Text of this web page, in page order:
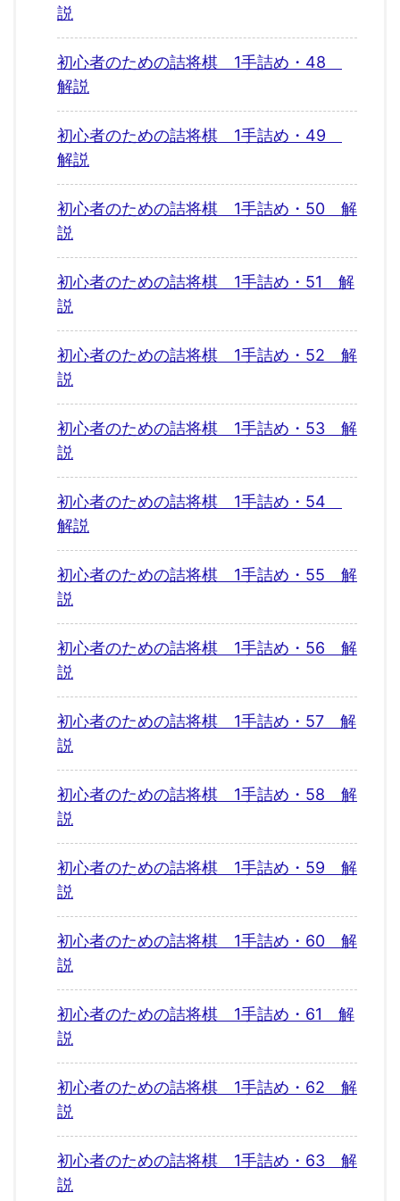
説
初心者のための詰将棋 1手詰め・48
解説
初心者のための詰将棋 1手詰め・49
解説
初心者のための詰将棋 1手詰め・50 解
説
初心者のための詰将棋 1手詰め・51 解
説
初心者のための詰将棋 1手詰め・52 解
説
初心者のための詰将棋 1手詰め・53 解
説
初心者のための詰将棋 1手詰め・54
解説
初心者のための詰将棋 1手詰め・55 解
説
初心者のための詰将棋 1手詰め・56 解
説
初心者のための詰将棋 1手詰め・57 解
説
初心者のための詰将棋 1手詰め・58 解
説
初心者のための詰将棋 1手詰め・59 解
説
初心者のための詰将棋 1手詰め・60 解
説
初心者のための詰将棋 1手詰め・61 解
説
初心者のための詰将棋 1手詰め・62 解
説
初心者のための詰将棋 1手詰め・63 解
説